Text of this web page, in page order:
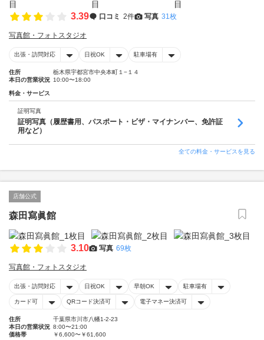
3.39 口コミ 2件 写真 31枚
写真館・フォトスタジオ
出張・訪問対応 日祝OK 駐車場有
住所
栃木県宇都宮市中央本町１−１４
本日の営業状況 10:00〜18:00
料金・サービス
証明写真
証明写真（履歴書用、パスポート・ビザ・マイナンバー、免許証
用など）
全ての料金・サービスを見る
店舗公式
森田寫眞館
3.10 写真 69枚
写真館・フォトスタジオ
出張・訪問対応 日祝OK 早朝OK 駐車場有
カード可 QRコード決済可 電子マネー決済可
住所
千葉県市川市八幡1-2-23
本日の営業状況 8:00〜21:00
価格帯
￥6,600〜￥61,600